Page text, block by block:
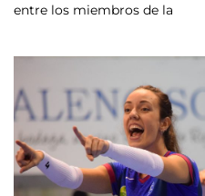
entre los miembros de la